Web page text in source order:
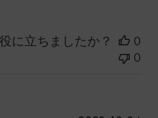
に立ちましたか？
0
0